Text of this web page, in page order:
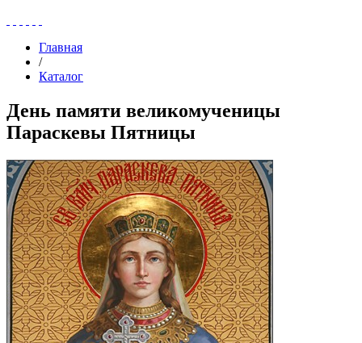
Главная
/
Каталог
День памяти великомученицы
Параскевы Пятницы